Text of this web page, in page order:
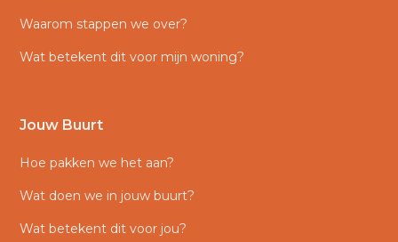
Waarom stappen we over?
Wat betekent dit voor mijn woning?
Jouw Buurt
Hoe pakken we het aan?
Wat doen we in jouw buurt?
Wat betekent dit voor jou?